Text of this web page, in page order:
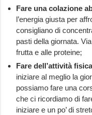
Fare una colazione
l’energia giusta per
consigliano di
pasti della giornata.
frutta e alle proteine;
Fare dell’attività
iniziare al meglio la
possiamo fare una
che ci ricordiamo di
iniziare e un po’ di